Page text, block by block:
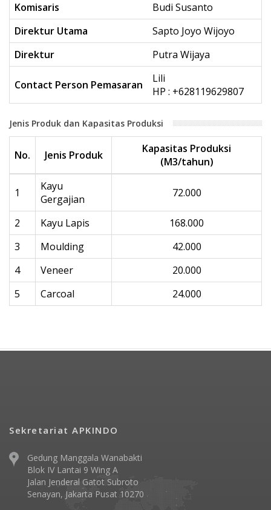
Komisaris
Budi Susanto
Direktur Utama
Sapto Joyo Wijoyo
Direktur
Putra Wijaya
Contact Person Pemasaran
Lili
HP : +628119629807
Jenis Produk dan Kapasitas Produksi
No. Jenis Produk
Kapasitas Produksi
(M3/tahun)
1
Kayu
Gergajian
72.000
2 Kayu Lapis
168.000
3
Moulding
42.000
4
Veneer
20.000
5
Carcoal 24.000
Sekretariat APKINDO
Gedung Manggala Wanabakti
Blok IV Lantai 9 Wing A
Jalan Jenderal Gatot Subroto
Senayan, Jakarta Pusat 10270